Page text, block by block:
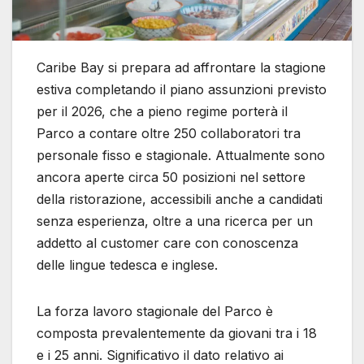
Caribe Bay si prepara ad affrontare la stagione
estiva completando il piano assunzioni previsto
per il 2026, che a pieno regime porterà il
Parco a contare oltre 250 collaboratori tra
personale fisso e stagionale. Attualmente sono
ancora aperte circa 50 posizioni nel settore
della ristorazione, accessibili anche a candidati
senza esperienza, oltre a una ricerca per un
addetto al customer care con conoscenza
delle lingue tedesca e inglese.
La forza lavoro stagionale del Parco è
composta prevalentemente da giovani tra i 18
e i 25 anni. Significativo il dato relativo ai